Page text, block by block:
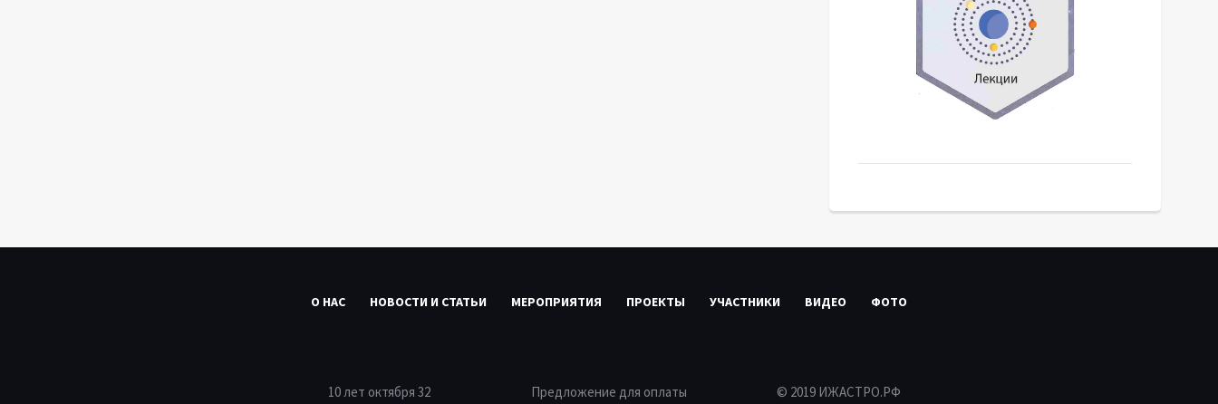
О НАС НОВОСТИ И СТАТЬИ МЕРОПРИЯТИЯ ПРОЕКТЫ УЧАСТНИКИ ВИДЕО ФОТО
10 лет октября 32
Предложение для оплаты
© 2019 ИЖАСТРО.РФ